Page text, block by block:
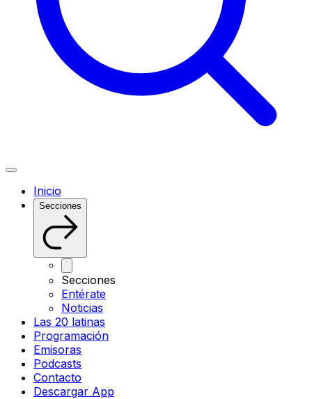
Inicio
Secciones
Secciones
Entérate
Noticias
Las 20 latinas
Programación
Emisoras
Podcasts
Contacto
Descargar App